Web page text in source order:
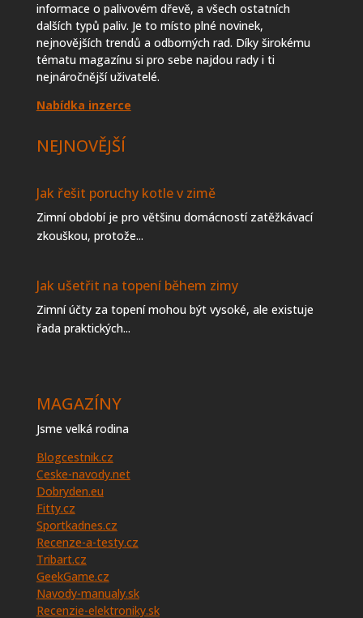
informace o palivovém dřevě, a všech ostatních
dalších typů paliv. Je to místo plné novinek,
nejnovějších trendů a odborných rad. Díky širokému
tématu magazínu si pro sebe najdou rady i ti
nejnáročnější uživatelé.
Nabídka inzerce
NEJNOVĚJŠÍ
Jak řešit poruchy kotle v zimě
Zimní období je pro většinu domácností zatěžkávací
zkouškou, protože...
Jak ušetřit na topení během zimy
Zimní účty za topení mohou být vysoké, ale existuje
řada praktických...
MAGAZÍNY
Jsme velká rodina
Blogcestnik.cz
Ceske-navody.net
Dobryden.eu
Fitty.cz
Sportkadnes.cz
Recenze-a-testy.cz
Tribart.cz
GeekGame.cz
Navody-manualy.sk
Recenzie-elektroniky.sk